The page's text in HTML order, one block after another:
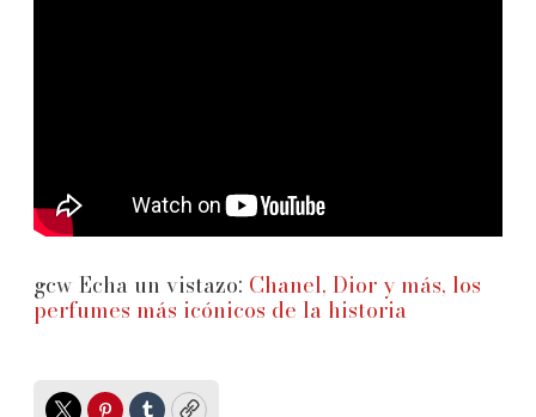
gcw Echa un vistazo: Chanel, Dior y más, los
perfumes más icónicos de la historia